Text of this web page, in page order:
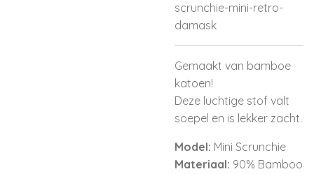
scrunchie-mini-retro-
damask
Gemaakt van bamboe
katoen!
Deze luchtige stof valt
soepel en is lekker zacht.
Model: Mini Scrunchie
Materiaal: 90% Bamboo